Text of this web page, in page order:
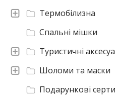
Подарункові
Шоломи та маски
Туристичні
Спальні мішки
Термобілизна